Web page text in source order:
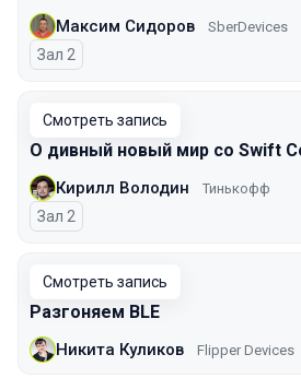
Максим Сидоров SberDevices
Зал 2
Смотреть запись
О дивный новый мир со Swift
Кирилл Володин Тинькофф
Зал 2
Смотреть запись
Разгоняем BLE
Никита Куликов Flipper Devices